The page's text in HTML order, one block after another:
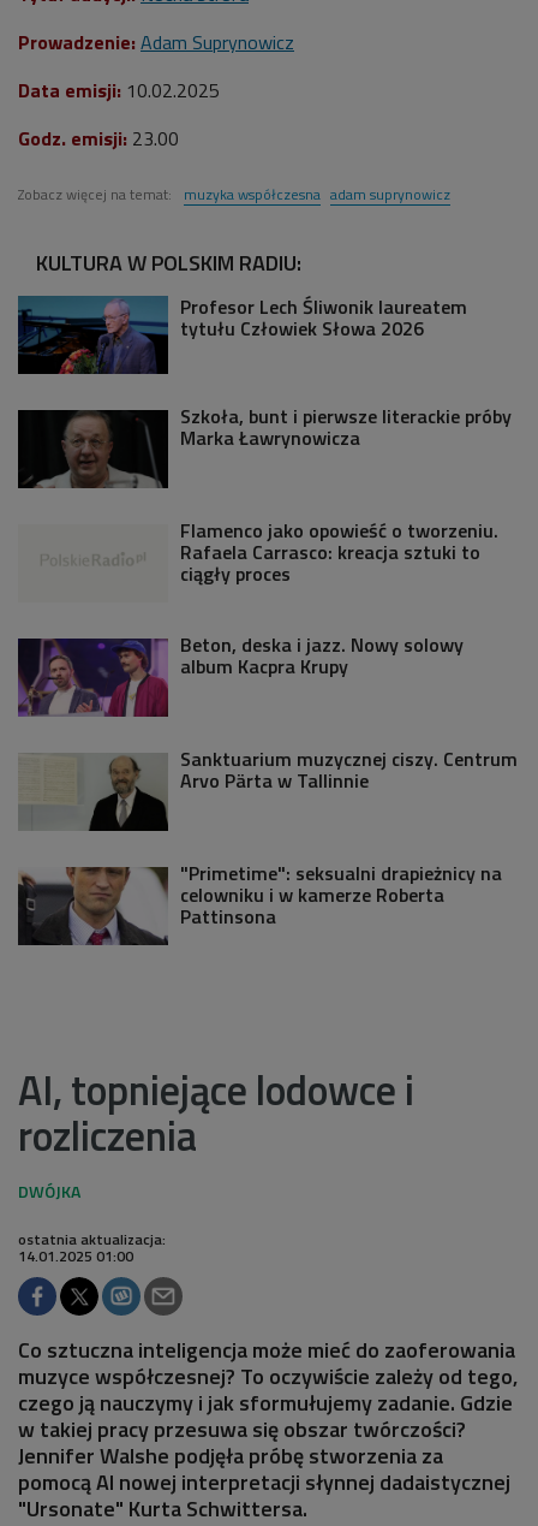
Prowadzenie: Adam Suprynowicz
Data emisji: 10.02.2025
Godz. emisji: 23.00
Zobacz więcej na temat: muzyka współczesna adam suprynowicz
KULTURA W POLSKIM RADIU:
Profesor Lech Śliwonik laureatem
tytułu Człowiek Słowa 2026
Szkoła, bunt i pierwsze literackie próby
Marka Ławrynowicza
Flamenco jako opowieść o tworzeniu.
Rafaela Carrasco: kreacja sztuki to
ciągły proces
Beton, deska i jazz. Nowy solowy
album Kacpra Krupy
Sanktuarium muzycznej ciszy. Centrum
Arvo Pärta w Tallinnie
"Primetime": seksualni drapieżnicy na
celowniku i w kamerze Roberta
Pattinsona
AI, topniejące lodowce i
rozliczenia
ostatnia aktualizacja:
14.01.2025 01:00
Co sztuczna inteligencja może mieć do zaoferowania
muzyce współczesnej? To oczywiście zależy od tego,
czego ją nauczymy i jak sformułujemy zadanie. Gdzie
w takiej pracy przesuwa się obszar twórczości?
Jennifer Walshe podjęła próbę stworzenia za
pomocą AI nowej interpretacji słynnej dadaistycznej
"Ursonate" Kurta Schwittersa.